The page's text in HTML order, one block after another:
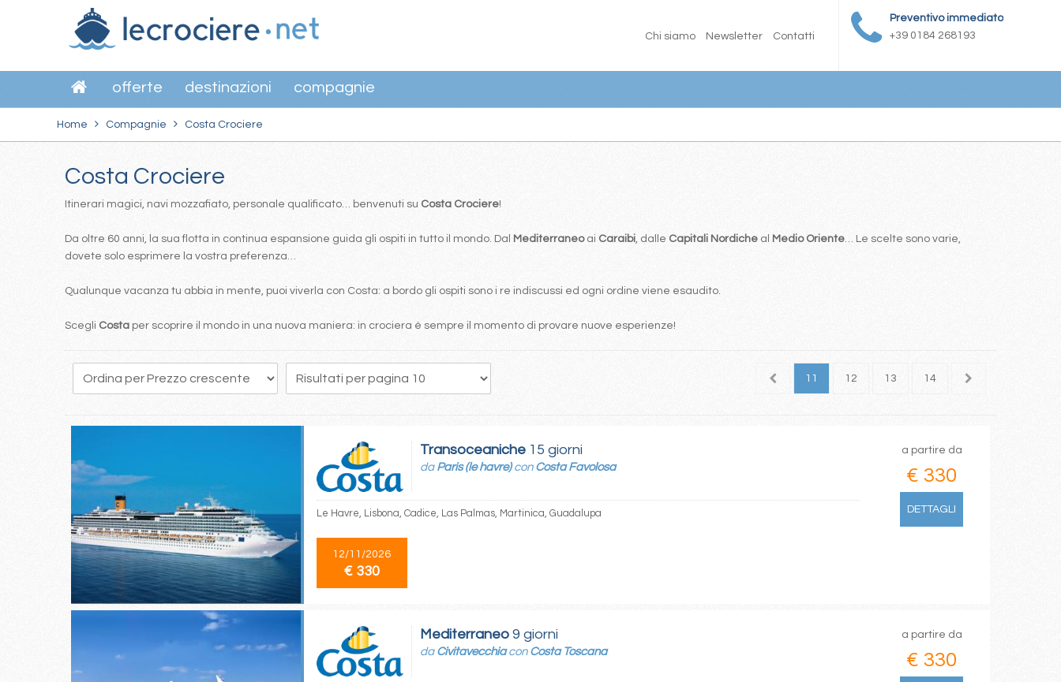
Preventivo immediato
+39 0184 268193
Chi siamo Newsletter Contatti
offerte destinazioni compagnie
Home Compagnie Costa Crociere
Costa Crociere
Itinerari magici, navi mozzafiato, personale qualificato… benvenuti su Costa Crociere!
Da oltre 60 anni, la sua flotta in continua espansione guida gli ospiti in tutto il mondo. Dal Mediterraneo ai Caraibi, dalle Capitali Nordiche al Medio Oriente… Le scelte sono varie,
dovete solo esprimere la vostra preferenza…
Qualunque vacanza tu abbia in mente, puoi viverla con Costa: a bordo gli ospiti sono i re indiscussi ed ogni ordine viene esaudito.
Scegli Costa per scoprire il mondo in una nuova maniera: in crociera è sempre il momento di provare nuove esperienze!
1 10 11 12 13 14 15
Transoceaniche 15 giorni
da Paris (le havre)con Costa Favolosa
Le Havre, Lisbona, Cadice, Las Palmas, Martinica, Guadalupa
12/11/2026
€ 330
a partire da
€ 330
DETTAGLI
Mediterraneo 9 giorni
da Civitavecchiacon Costa Toscana
a partire da
€ 330